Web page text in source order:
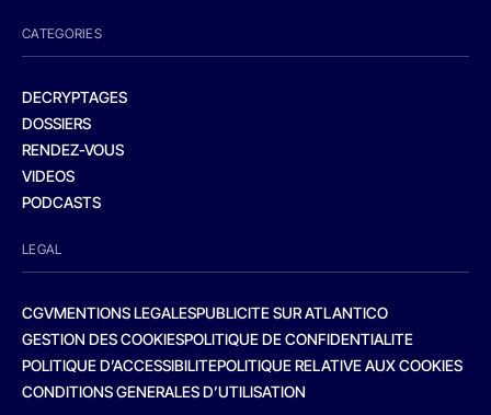
CATEGORIES
DECRYPTAGES
DOSSIERS
RENDEZ-VOUS
VIDEOS
PODCASTS
LEGAL
CGVMENTIONS LEGALESPUBLICITE SUR ATLANTICO
GESTION DES COOKIESPOLITIQUE DE CONFIDENTIALITE
POLITIQUE D’ACCESSIBILITEPOLITIQUE RELATIVE AUX COOKIES
CONDITIONS GENERALES D’UTILISATION